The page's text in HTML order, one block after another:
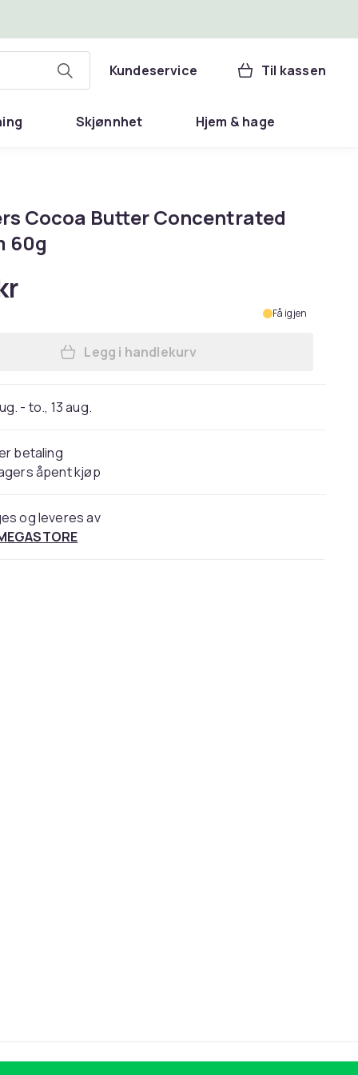
Kundeservice Til kassen
Skjønnhet Hjem & hage
Cocoa Butter Concentrated
60g
Få igjen
Legg Palmers Cocoa Butter
Legg i handlekurv
- to., 13 aug.
betaling
åpent kjøp
og leveres av